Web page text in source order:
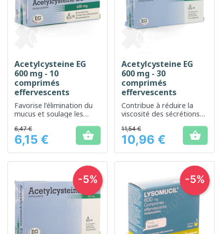
Acetylcysteine EG
600 mg - 10
comprimés
effervescents
Favorise l’élimination du
mucus et soulage les
Prix
6,47 €
6,15 € 
Acetylcysteine EG
600 mg - 30
comprimés
effervescents
Contribue à réduire la
viscosité des sécrétions
leur évacuation
Prix
11,54 €
10,96 € 
-5% -5%